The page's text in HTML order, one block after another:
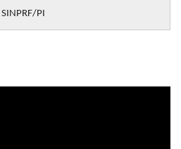
SINPRF/PI